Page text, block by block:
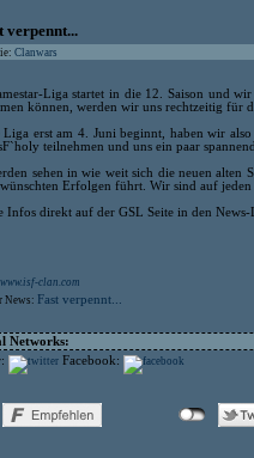
verpennt...
Clanwars
Liga startet in die 12. Saison und
können, werden wir uns rechtzeitig für
Liga erst am 4. Juni beginnt, haben wir
teilnehmen und uns ein paar
sehen in wie weit sich die neuen alten
Erfolgen führt. Wir sind auf jeden
Infos direkt auf der GSL Seite in den News-
www.isf-clan.com
News: Fast verpennt...
Networks:
Facebook: